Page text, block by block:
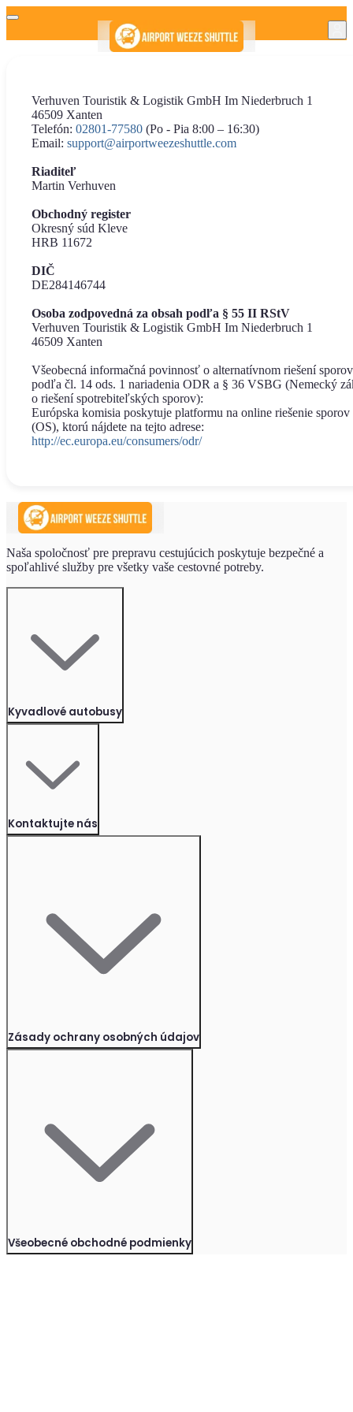
Verhuven Touristik & Logistik GmbH Im Niederbruch 1
46509 Xanten
Telefón: 02801-77580 (Po - Pia 8:00 – 16:30)
Email: support@airportweezeshuttle.com
Riaditeľ
Martin Verhuven
Obchodný register
Okresný súd Kleve
HRB 11672
DIČ
DE284146744
Osoba zodpovedná za obsah podľa § 55 II RStV
Verhuven Touristik & Logistik GmbH Im Niederbruch 1
46509 Xanten
Všeobecná informačná povinnosť o alternatívnom riešení sporov
podľa čl. 14 ods. 1 nariadenia ODR a § 36 VSBG (Nemecký
o riešení spotrebiteľských sporov):
Európska komisia poskytuje platformu na online riešenie sporov
(OS), ktorú nájdete na tejto adrese:
http://ec.europa.eu/consumers/odr/
Naša spoločnosť pre prepravu cestujúcich poskytuje bezpečné a
spoľahlivé služby pre všetky vaše cestovné potreby.
Kyvadlové autobusy
Kontaktujte nás
Zásady ochrany osobných údajov
Všeobecné obchodné podmienky